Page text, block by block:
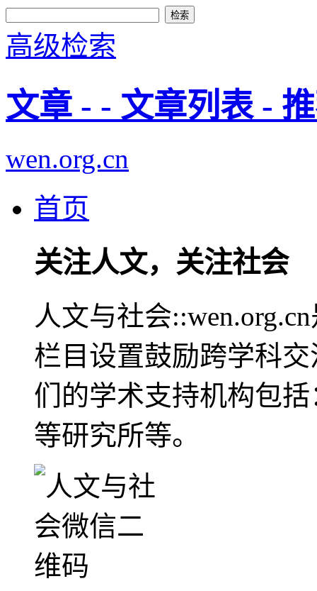
高级检索
文章 - - 文章列表 -
wen.org.cn
首页
关注人文，关注社会
人文与社会
栏目设置鼓励跨学科
们的学术支持机构包
等研究所等。